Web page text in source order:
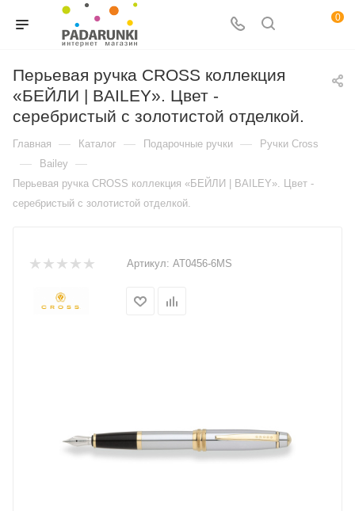
0
Перьевая ручка CROSS коллекция
«БЕЙЛИ | BAILEY». Цвет -
серебристый с золотистой отделкой.
Главная — Каталог — Подарочные ручки — Ручки Cross
— Bailey —
Перьевая ручка CROSS коллекция «БЕЙЛИ | BAILEY». Цвет -
серебристый с золотистой отделкой.
Артикул: AT0456-6MS